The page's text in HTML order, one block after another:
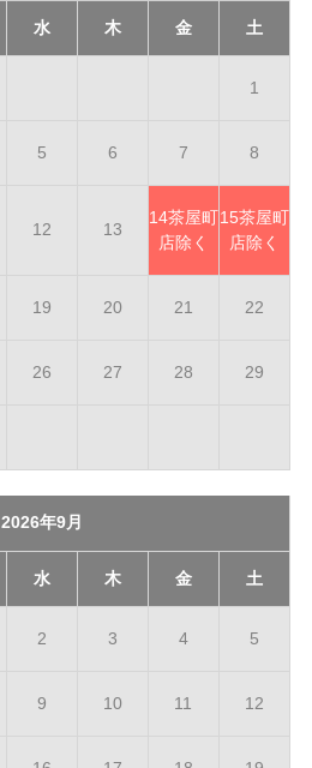
水 木 金 土
1
5 6 7 8
12 13
14茶屋町
店除く
15茶屋町
店除く
19 20 21 22
26 27 28 29
2026年9月
水 木 金 土
2 3 4 5
9 10 11 12